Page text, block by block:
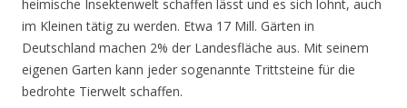
heimische Insektenwelt schaffen lässt und es sich lohnt, auch
im Kleinen tätig zu werden. Etwa 17 Mill. Gärten in
Deutschland machen 2% der Landesfläche aus. Mit seinem
eigenen Garten kann jeder sogenannte Trittsteine für die
bedrohte Tierwelt schaffen.